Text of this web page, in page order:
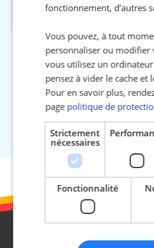
À propos
fonctionnement, d’autres
Vous pouvez, à tout
personnaliser ou modifier
vous utilisez un
pensez à vider le cache et
Pour en savoir plus,
page politique de
Strictement
nécessaires
Fonctionnalité